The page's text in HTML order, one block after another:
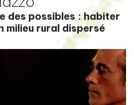
des possibles : habiter
milieu rural dispersé